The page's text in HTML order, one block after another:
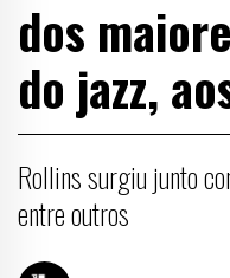
dos
do jazz,
Rollins surgiu junto
entre outros